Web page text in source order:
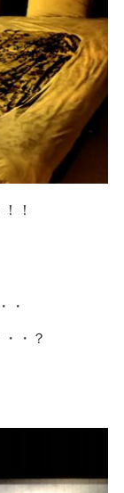
！
・
・？